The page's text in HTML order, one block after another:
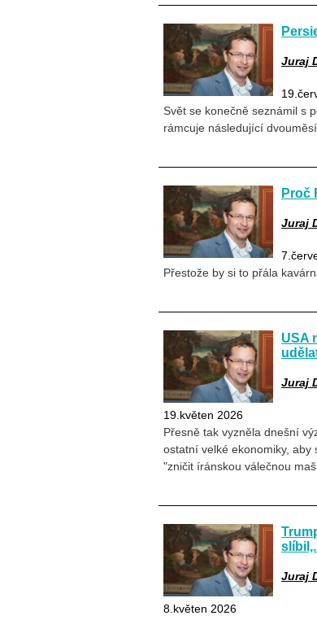
Juraj
Svět se konečně seznámil s
rámcuje následující
Proč
Juraj
Přestože by si to přála
USA
Juraj
19.květen 2026
Přesně tak vyzněla dnešní
ostatní velké ekonomiky,
"zničit íránskou válečnou
Juraj
8.květen 2026